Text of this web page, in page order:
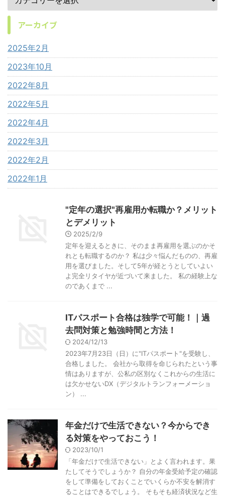
アーカイブ
2025年2月
2023年10月
2022年8月
2022年5月
2022年4月
2022年3月
2022年2月
2022年1月
"定年の選択"再雇用か転職か？メリット
とデメリット
2025/2/9
定年を迎えるときに、そのまま再雇用を選ぶのかそ
れとも転職するのか？ 私は少々悩んだものの、再雇
用を選びました。そして5年が経とうとしていよい
よ完全リタイヤが近づいて来ました。 私の経験上な
のであくまで ...
ITパスポート合格は独学で可能！｜過
去問対策と勉強時間と方法！
2024/12/13
2023年7月23日（日）に"ITパスポート"を受験し、
合格しました。 会社から取得を命じられたという事
情はありますが、公私の区別なくこれからの生活に
は欠かせないDX（デジタルトランフォーメーショ
ン） ...
年金だけで生活できない？今からでき
る対策をやっておこう！
2023/10/1
「年金だけで生活できない」とよく言われます。果
たしてそうでしょうか？ 自分の年金受給予定の確認
をして準備をしておくことでいくらか不安を解消す
ることはできるでしょう。 そもそも経済状況など生